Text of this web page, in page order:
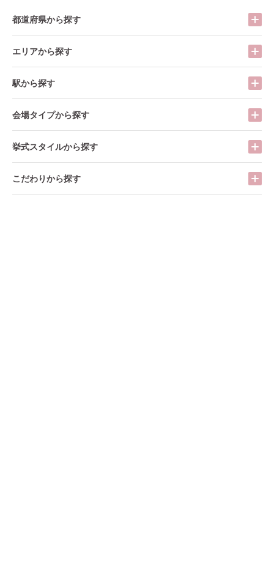
都道府県から探す
エリアから探す
駅から探す
会場タイプから探す
挙式スタイルから探す
こだわりから探す